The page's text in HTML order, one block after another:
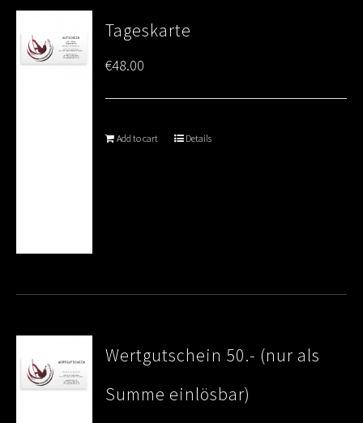
Tageskarte
€48.00
Add to cart Details
Wertgutschein 50.- (nur als
Summe einlösbar)